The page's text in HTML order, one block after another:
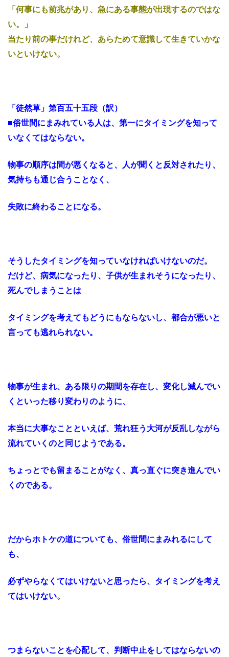
「何事にも前兆があり、急にある事態が出現するのではな
い。」
当たり前の事だけれど、あらためて意識して生きていかな
いといけない。
「徒然草」第百五十五段（訳）
■俗世間にまみれている人は、第一にタイミングを知って
いなくてはならない。
物事の順序は間が悪くなると、人が聞くと反対されたり、
気持ちも通じ合うことなく、
失敗に終わることになる。
そうしたタイミングを知っていなければいけないのだ。
だけど、病気になったり、子供が生まれそうになったり、
死んでしまうことは
タイミングを考えてもどうにもならないし、都合が悪いと
言っても逃れられない。
物事が生まれ、ある限りの期間を存在し、変化し滅んでい
くといった移り変わりのように、
本当に大事なことといえば、荒れ狂う大河が反乱しながら
流れていくのと同じようである。
ちょっとでも留まることがなく、真っ直ぐに突き進んでい
くのである。
だからホトケの道についても、俗世間にまみれるにして
も、
必ずやらなくてはいけないと思ったら、タイミングを考え
てはいけない。
つまらないことを心配して、判断中止をしてはならないの